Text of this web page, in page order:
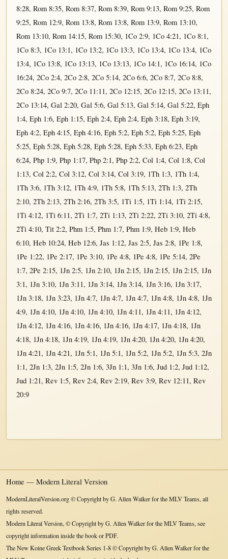
8:28, Rom 8:35, Rom 8:37, Rom 8:39, Rom 9:13, Rom 9:25, Rom
9:25, Rom 12:9, Rom 13:8, Rom 13:8, Rom 13:9, Rom 13:10,
Rom 13:10, Rom 14:15, Rom 15:30, 1Co 2:9, 1Co 4:21, 1Co 8:1,
1Co 8:3, 1Co 13:1, 1Co 13:2, 1Co 13:3, 1Co 13:4, 1Co 13:4, 1Co
13:4, 1Co 13:8, 1Co 13:13, 1Co 13:13, 1Co 14:1, 1Co 16:14, 1Co
16:24, 2Co 2:4, 2Co 2:8, 2Co 5:14, 2Co 6:6, 2Co 8:7, 2Co 8:8,
2Co 8:24, 2Co 9:7, 2Co 11:11, 2Co 12:15, 2Co 12:15, 2Co 13:11,
2Co 13:14, Gal 2:20, Gal 5:6, Gal 5:13, Gal 5:14, Gal 5:22, Eph
1:4, Eph 1:6, Eph 1:15, Eph 2:4, Eph 2:4, Eph 3:18, Eph 3:19,
Eph 4:2, Eph 4:15, Eph 4:16, Eph 5:2, Eph 5:2, Eph 5:25, Eph
5:25, Eph 5:28, Eph 5:28, Eph 5:28, Eph 5:33, Eph 6:23, Eph
6:24, Php 1:9, Php 1:17, Php 2:1, Php 2:2, Col 1:4, Col 1:8, Col
1:13, Col 2:2, Col 3:12, Col 3:14, Col 3:19, 1Th 1:3, 1Th 1:4,
1Th 3:6, 1Th 3:12, 1Th 4:9, 1Th 5:8, 1Th 5:13, 2Th 1:3, 2Th
2:10, 2Th 2:13, 2Th 2:16, 2Th 3:5, 1Ti 1:5, 1Ti 1:14, 1Ti 2:15,
1Ti 4:12, 1Ti 6:11, 2Ti 1:7, 2Ti 1:13, 2Ti 2:22, 2Ti 3:10, 2Ti 4:8,
2Ti 4:10, Tit 2:2, Phm 1:5, Phm 1:7, Phm 1:9, Heb 1:9, Heb
6:10, Heb 10:24, Heb 12:6, Jas 1:12, Jas 2:5, Jas 2:8, 1Pe 1:8,
1Pe 1:22, 1Pe 2:17, 1Pe 3:10, 1Pe 4:8, 1Pe 4:8, 1Pe 5:14, 2Pe
1:7, 2Pe 2:15, 1Jn 2:5, 1Jn 2:10, 1Jn 2:15, 1Jn 2:15, 1Jn 2:15, 1Jn
3:1, 1Jn 3:10, 1Jn 3:11, 1Jn 3:14, 1Jn 3:14, 1Jn 3:16, 1Jn 3:17,
1Jn 3:18, 1Jn 3:23, 1Jn 4:7, 1Jn 4:7, 1Jn 4:7, 1Jn 4:8, 1Jn 4:8, 1Jn
4:9, 1Jn 4:10, 1Jn 4:10, 1Jn 4:10, 1Jn 4:11, 1Jn 4:11, 1Jn 4:12,
1Jn 4:12, 1Jn 4:16, 1Jn 4:16, 1Jn 4:16, 1Jn 4:17, 1Jn 4:18, 1Jn
4:18, 1Jn 4:18, 1Jn 4:19, 1Jn 4:19, 1Jn 4:20, 1Jn 4:20, 1Jn 4:20,
1Jn 4:21, 1Jn 4:21, 1Jn 5:1, 1Jn 5:1, 1Jn 5:2, 1Jn 5:2, 1Jn 5:3, 2Jn
1:1, 2Jn 1:3, 2Jn 1:5, 2Jn 1:6, 3Jn 1:1, 3Jn 1:6, Jud 1:2, Jud 1:12,
Jud 1:21, Rev 1:5, Rev 2:4, Rev 2:19, Rev 3:9, Rev 12:11, Rev
20:9
Home — Modern Literal Version
ModernLiteralVersion.org © Copyright by G. Allen Walker for the MLV Teams, all
rights reserved.
Modern Literal Version, © Copyright by G. Allen Walker for the MLV Teams, see
copyright information inside the book or PDF.
The New Koine Greek Textbook Series 1-8 © Copyright by G. Allen Walker for the